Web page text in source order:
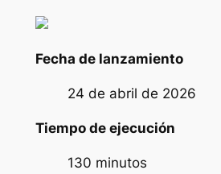
Fecha de lanzamiento
24 de abril de 2026
Tiempo de ejecución
130 minutos